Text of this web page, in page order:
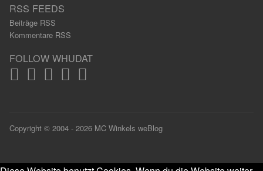
RSS FEEDS
Beiträge RSS
Kommentare RSS
FOLLOW WHUDAT
Copyright © 2004 - 2026 MC Winkels weBlog